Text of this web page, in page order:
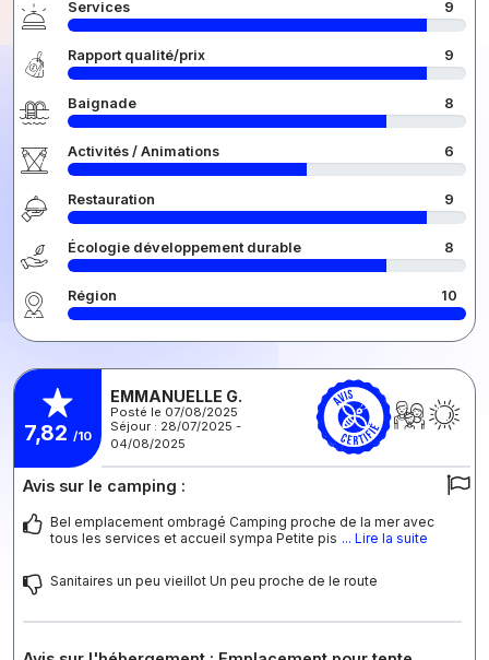
Services 9
Rapport qualité/prix 9
Baignade 8
Activités / Animations 6
Restauration 9
Écologie développement durable 8
Région 10
7,82 /10
EMMANUELLE G.
Posté le 07/08/2025
Séjour : 28/07/2025 -
04/08/2025
Avis sur le camping :
Bel emplacement ombragé Camping proche de la mer avec
tous les services et accueil sympa Petite pis ... Lire la suite
Sanitaires un peu vieillot Un peu proche de le route